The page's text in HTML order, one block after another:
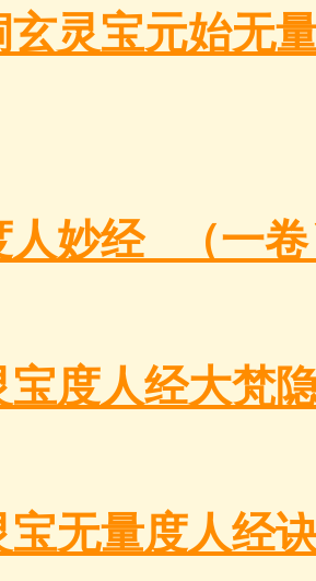
玄灵宝元始无
人妙经 （一
宝度人经大梵
宝无量度人经